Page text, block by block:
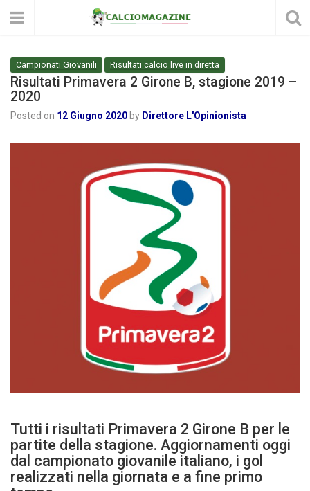
Campionati Giovanili Risultati calcio live in diretta
Risultati Primavera 2 Girone B, stagione 2019 –
2020
Posted on 12 Giugno 2020 by Direttore L'Opinionista
Tutti i risultati Primavera 2 Girone B per le
partite della stagione. Aggiornamenti oggi
dal campionato giovanile italiano, i gol
realizzati nella giornata e a fine primo